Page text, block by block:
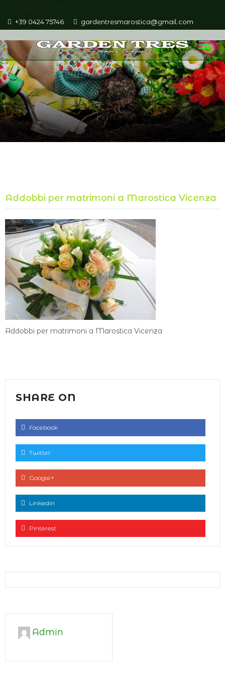
+39 0424 75746
gardentresmarostica@gmail.com
Addobbi per matrimoni a Marostica Vicenza
Addobbi per matrimoni a Marostica Vicenza
SHARE ON
Facebook
Twitter
Google+
Linkedin
Pinterest
Admin